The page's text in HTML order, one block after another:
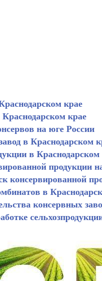
крае
крае
на юге России
в Краснодарском
в Краснодарском
продукции
консервированной
в
консервных